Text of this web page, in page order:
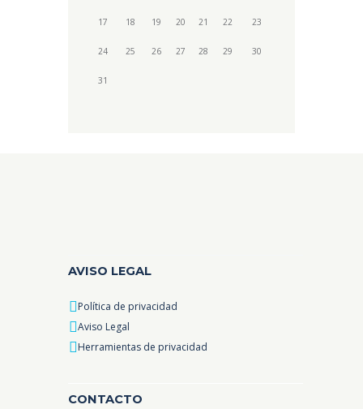
17 18 19 20 21 22 23
24 25 26 27 28 29 30
31
AVISO LEGAL
Política de privacidad
Aviso Legal
Herramientas de privacidad
CONTACTO